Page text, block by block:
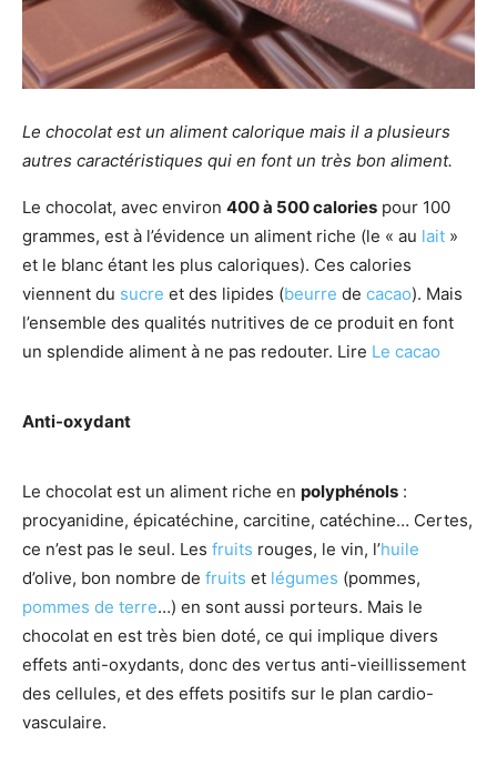
Le chocolat est un aliment calorique mais il a plusieurs
autres caractéristiques qui en font un très bon aliment.
Le chocolat, avec environ 400 à 500 calories pour 100
grammes, est à l’évidence un aliment riche (le « au lait »
et le blanc étant les plus caloriques). Ces calories
viennent du sucre et des lipides (beurre de cacao). Mais
l’ensemble des qualités nutritives de ce produit en font
un splendide aliment à ne pas redouter. Lire Le cacao
Anti-oxydant
Le chocolat est un aliment riche en polyphénols :
procyanidine, épicatéchine, carcitine, catéchine… Certes,
ce n’est pas le seul. Les fruits rouges, le vin, l’huile
d’olive, bon nombre de fruits et légumes (pommes,
pommes de terre…) en sont aussi porteurs. Mais le
chocolat en est très bien doté, ce qui implique divers
effets anti-oxydants, donc des vertus anti-vieillissement
des cellules, et des effets positifs sur le plan cardio-
vasculaire.